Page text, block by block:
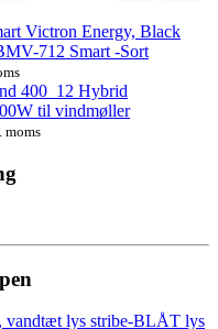
pris
var:
712 Smart -Sort
Hybrid
til vindmøller
kr.
moms